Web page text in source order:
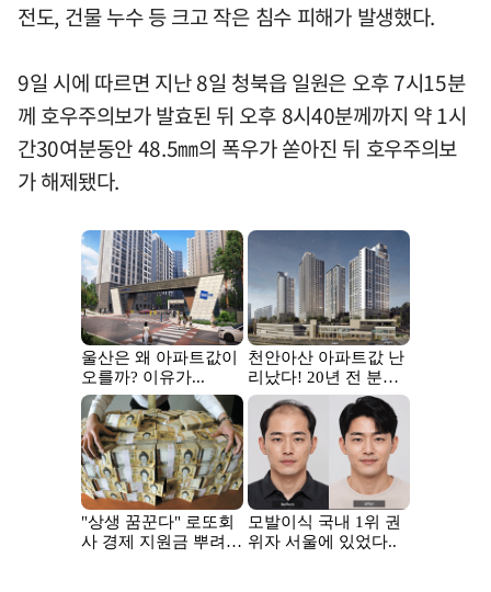
전도, 건물 누수 등 크고 작은 침수 피해가 발생했다.
9일 시에 따르면 지난 8일 청북읍 일원은 오후 7시15분
께 호우주의보가 발효된 뒤 오후 8시40분께까지 약 1시
간30여분동안 48.5㎜의 폭우가 쏟아진 뒤 호우주의보
가 해제됐다.